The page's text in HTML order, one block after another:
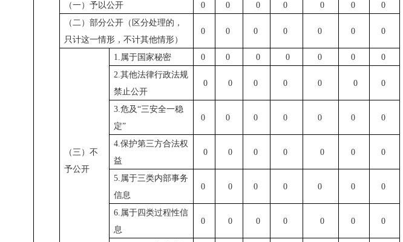
（一）予以公开 0 0 0 0 0 0
0
（二）部分公开（区分处理的，
只计这一情形，不计其他情形）
0 0 0 0 0 0 0
（三）不
予公开
1.属于国家秘密 0 0 0 0 0 0
0
2.其他法律行政法规
禁止公开
0 0 0 0 0 0 0
3.危及“三安全一稳
定”
0 0 0 0 0 0 0
4.保护第三方合法权
益
0 0 0 0 0 0 0
5.属于三类内部事务
信息
0 0 0 0 0 0 0
6.属于四类过程性信
息
0 0 0 0 0 0 0